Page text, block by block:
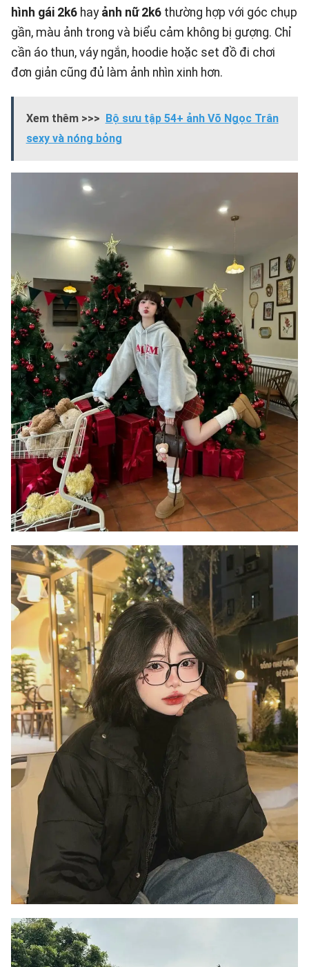
hình gái 2k6 hay ảnh nữ 2k6 thường hợp với góc chụp
gần, màu ảnh trong và biểu cảm không bị gượng. Chỉ
cần áo thun, váy ngắn, hoodie hoặc set đồ đi chơi
đơn giản cũng đủ làm ảnh nhìn xinh hơn.
Xem thêm >>>
Bộ sưu tập 54+ ảnh Võ Ngọc Trân
sexy và nóng bỏng